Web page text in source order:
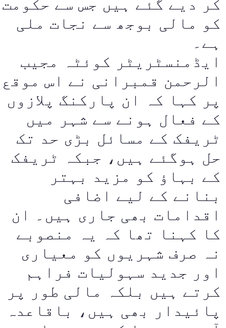
کو مالی بوجھ سے نجات ملی
ہے۔
ایڈمنسٹریٹر کوئٹہ مجیب
الرحمن قمبرانی نے اس موقع
پر کہا کہ ان پارکنگ پلازوں
کے فعال ہونے سے شہر میں
ٹریفک کے مسائل بڑی حد تک
حل ہوگئے ہیں، جبکہ ٹریفک
کے بہاؤ کو مزید بہتر
بنانے کے لیے اضافی
اقدامات بھی جاری ہیں۔ ان
کا کہنا تھا کہ یہ منصوبے
نہ صرف شہریوں کو معیاری
اور جدید سہولیات فراہم
کرتے ہیں بلکہ مالی طور پر
پائیدار بھی ہیں، باقاعدہ